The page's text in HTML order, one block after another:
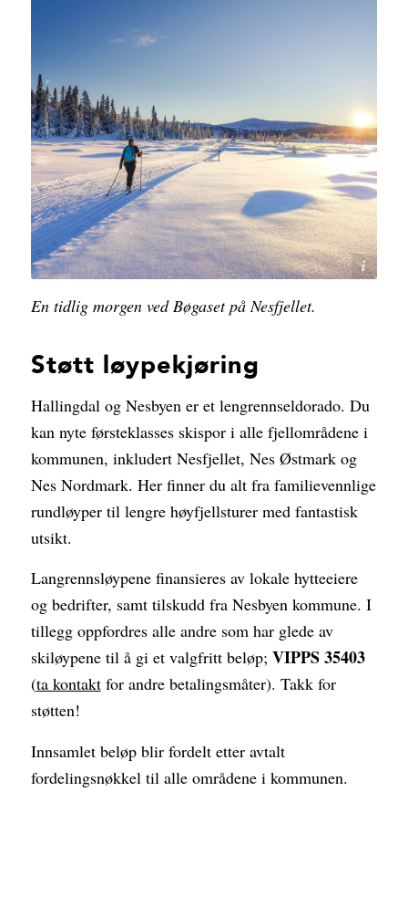
Lars Storheim
En tidlig morgen ved Bøgaset på Nesfjellet.
Støtt løypekjøring
Hallingdal og Nesbyen er et lengrennseldorado. Du
kan nyte førsteklasses skispor i alle fjellområdene i
kommunen, inkludert Nesfjellet, Nes Østmark og
Nes Nordmark. Her finner du alt fra familievennlige
rundløyper til lengre høyfjellsturer med fantastisk
utsikt.
Langrennsløypene finansieres av lokale hytteeiere
og bedrifter, samt tilskudd fra Nesbyen kommune. I
tillegg oppfordres alle andre som har glede av
skiløypene til å gi et valgfritt beløp; VIPPS 35403
(ta kontaktfor andre betalingsmåter). Takk for
støtten!
Innsamlet beløp blir fordelt etter avtalt
fordelingsnøkkel til alle områdene i kommunen.